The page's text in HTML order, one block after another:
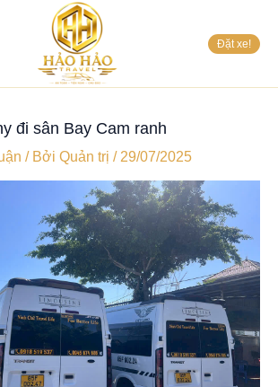
Đặt xe!
đi sân Bay Cam ranh
/ Bởi Quản trị / 29/07/2025